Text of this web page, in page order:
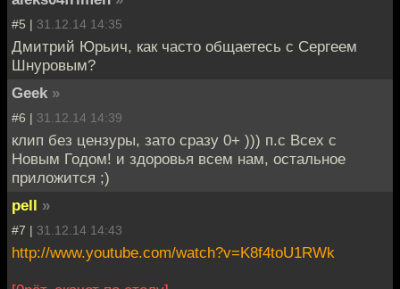
#5 | 31.12.14 14:35
Дмитрий Юрьич, как часто общаетесь с Сергеем
Шнуровым?
Geek »
#6 | 31.12.14 14:39
клип без цензуры, зато сразу 0+ ))) п.с Всех с
Новым Годом! и здоровья всем нам, остальное
приложится ;)
pell »
#7 | 31.12.14 14:43
http://www.youtube.com/watch?v=K8f4toU1RWk